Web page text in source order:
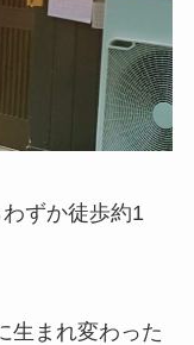
ずか徒歩約1
生まれ変わった